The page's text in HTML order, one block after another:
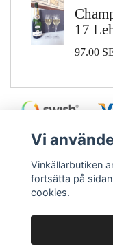
17
97.00
Ångra köp Le Creuset
Vi
Vinkällarbutiken
fortsätta på
cookies.